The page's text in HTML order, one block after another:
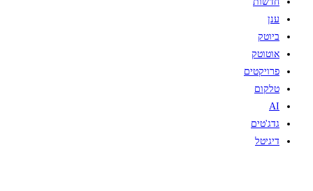
ענן
ביוטק
אוטוטק
פרויקטים
טלקום
AI
גדג'טים
דיגיטל